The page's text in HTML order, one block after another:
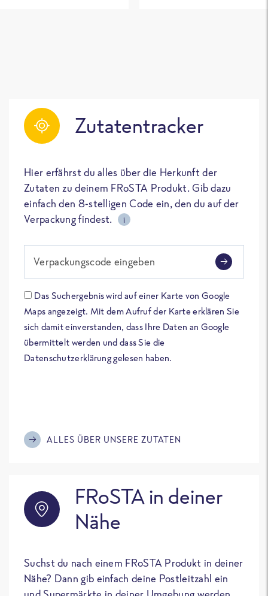
Zutatentracker
Hier erfährst du alles über die Herkunft der
Zutaten zu deinem FRoSTA Produkt. Gib dazu
einfach den 8-stelligen Code ein, den du auf der
Verpackung findest.
i
Verpackungscode eingeben
Das Suchergebnis wird auf einer Karte von Google
Maps angezeigt. Mit dem Aufruf der Karte erklären Sie
sich damit einverstanden, dass Ihre Daten an Google
übermittelt werden und dass Sie die
Datenschutzerklärung gelesen haben.
ALLES ÜBER UNSERE ZUTATEN
FRoSTA in deiner
Nähe
Suchst du nach einem FRoSTA Produkt in deiner
Nähe? Dann gib einfach deine Postleitzahl ein